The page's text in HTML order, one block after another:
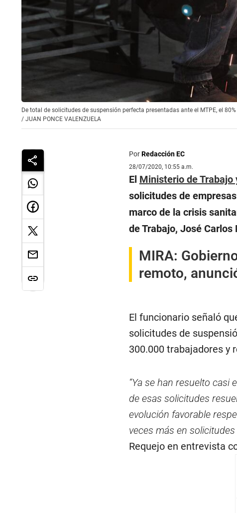
De total de solicitudes de suspensión perfecta presentadas ante el MTPE, el
/ JUAN PONCE VALENZUELA
PorRedacción EC
28/07/2020, 10:55 a.m.
El Ministerio de Trabajo
solicitudes de
marco de la crisis
de Trabajo, José Carlos
MIRA:
remoto,
El funcionario señaló
solicitudes de
300.000 trabajadores y
“Ya se han resuelto
de esas solicitudes
evolución favorable
veces más en
Requejo en entrevista